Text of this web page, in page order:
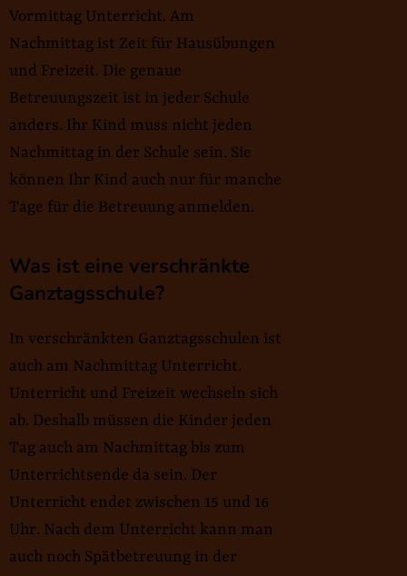
Vormittag Unterricht. Am
Nachmittag ist Zeit für Hausübungen
und Freizeit. Die genaue
Betreuungszeit ist in jeder Schule
anders. Ihr Kind muss nicht jeden
Nachmittag in der Schule sein. Sie
können Ihr Kind auch nur für manche
Tage für die Betreuung anmelden.
Was ist eine verschränkte
Ganztagsschule?
In verschränkten Ganztagsschulen ist
auch am Nachmittag Unterricht.
Unterricht und Freizeit wechseln sich
ab. Deshalb müssen die Kinder jeden
Tag auch am Nachmittag bis zum
Unterrichtsende da sein. Der
Unterricht endet zwischen 15 und 16
Uhr. Nach dem Unterricht kann man
auch noch Spätbetreuung in der